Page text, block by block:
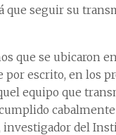
que seguir su
que se ubicaron
por escrito, en los
equipo que
investigador del